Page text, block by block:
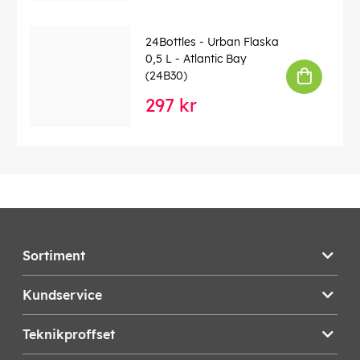
24Bottles - Urban Flaska
0,5 L - Atlantic Bay
(24B30)
297 kr
Sortiment
Kundservice
Teknikproffset